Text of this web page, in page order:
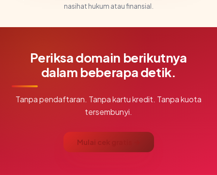
nasihat hukum atau finansial.
Periksa domain berikutnya
dalam beberapa detik.
Tanpa pendaftaran. Tanpa kartu kredit. Tanpa kuota
tersembunyi.
Mulai cek gratis →